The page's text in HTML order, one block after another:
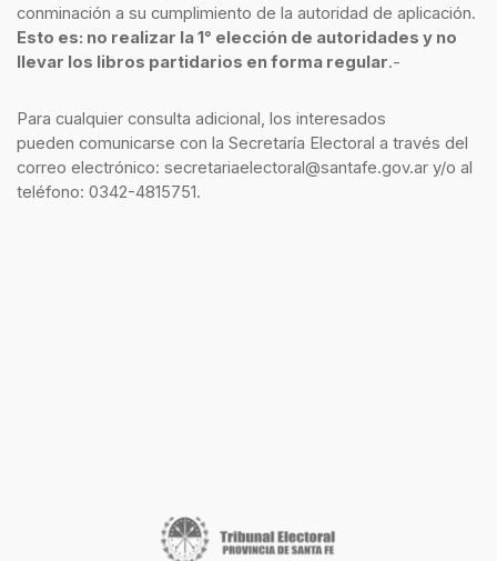
conminación a su cumplimiento de la autoridad de aplicación.
Esto es: no realizar la 1° elecciónde autoridades y no
llevar los libros partidarios en forma regular.-
Para cualquier consulta adicional, los interesados
pueden comunicarse con la Secretaría Electoral a través del
correo electrónico: secretariaelectoral@santafe.gov.ar y/o al
teléfono: 0342-4815751.